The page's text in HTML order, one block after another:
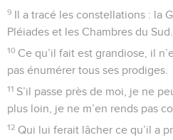
9 Il a tracé les constellations : la
Pléiades et les Chambres du Sud.
10 Ce qu’il fait est grandiose, il
pas énumérer tous ses prodiges.
11 S’il passe près de moi, je ne
plus loin, je ne m’en rends pas
12 Qui lui ferait lâcher ce qu’il a